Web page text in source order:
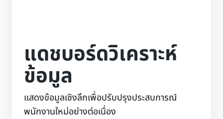
แดชบอร์ดวิเคราะห์
ข้อมูล
แสดงข้อมูลเชิงลึกเพื่อปรับปรุงประสบการณ์
พนักงานใหม่อย่างต่อเนื่อง